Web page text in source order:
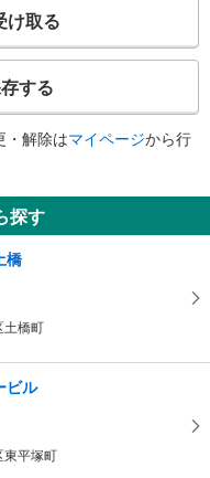
け取る
する
・解除はマイページから行
探す
橋
土橋町
ビル
東平塚町